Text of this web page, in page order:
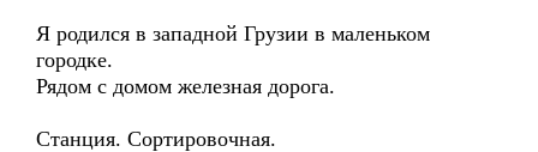
Я родился в западной Грузии в маленьком
городке.
Рядом с домом железная дорога.
Станция. Сортировочная.